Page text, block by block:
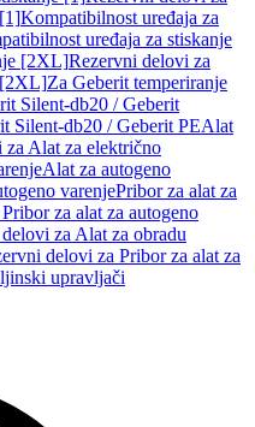
Kompatibilnost uređaja za
uređaja za stiskanje
[2XL]Rezervni delovi za
[2XL]Za Geberit temperiranje
Silent-db20 / Geberit
Silent-db20 / Geberit PEAlat
Alat za električno
Alat za autogeno
varenjePribor za alat za
za alat za autogeno
za Alat za obradu
delovi za Pribor za alat za
upravljači